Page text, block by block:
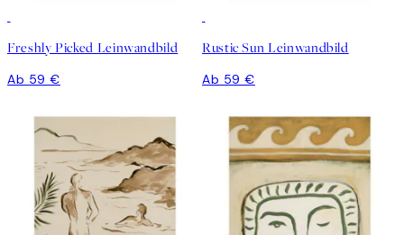
Freshly Picked Leinwandbild
Ab 59 €
Rustic Sun Leinwandbild
Ab 59 €